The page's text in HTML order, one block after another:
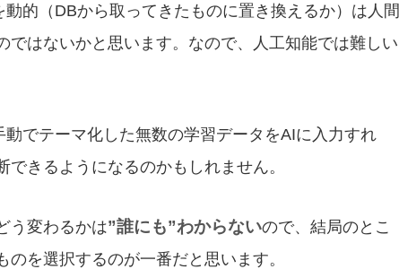
的（DBから取ってきたものに置き換えるか）は人間
ではないかと思います。なので、人工知能では難しい
動でテーマ化した無数の学習データをAIに入力すれ
できるようになるのかもしれません。
う変わるかは”誰にも”わからないので、結局のとこ
のを選択するのが一番だと思います。